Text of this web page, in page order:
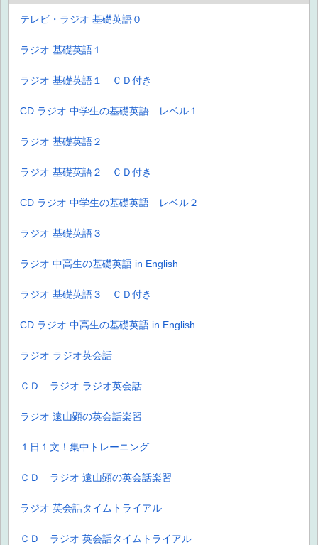
テレビ・ラジオ 基礎英語０
ラジオ 基礎英語１
ラジオ 基礎英語１ ＣＤ付き
CD ラジオ 中学生の基礎英語 レベル１
ラジオ 基礎英語２
ラジオ 基礎英語２ ＣＤ付き
CD ラジオ 中学生の基礎英語 レベル２
ラジオ 基礎英語３
ラジオ 中高生の基礎英語 in English
ラジオ 基礎英語３ ＣＤ付き
CD ラジオ 中高生の基礎英語 in English
ラジオ ラジオ英会話
ＣＤ ラジオ ラジオ英会話
ラジオ 遠山顕の英会話楽習
１日１文！集中トレーニング
ＣＤ ラジオ 遠山顕の英会話楽習
ラジオ 英会話タイムトライアル
ＣＤ ラジオ 英会話タイムトライアル